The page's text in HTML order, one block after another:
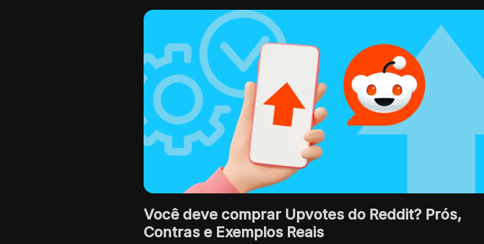
Você deve comprar Upvotes do Reddit? Prós,
Contras e Exemplos Reais